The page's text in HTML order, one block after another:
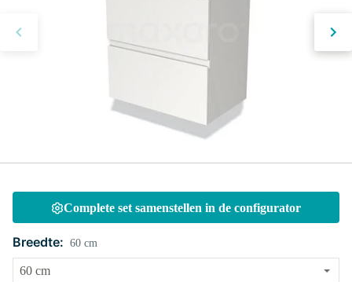
Complete set samenstellen in de configurator
Breedte: 60 cm